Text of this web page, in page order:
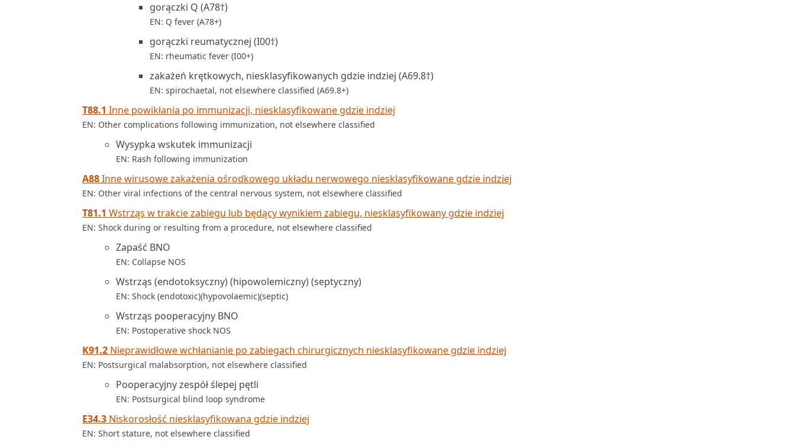
gorączki Q (A78†)
EN: Q fever (A78+)
gorączki reumatycznej (I00†)
EN: rheumatic fever (I00+)
zakażeń krętkowych, niesklasyfikowanych gdzie indziej (A69.8†)
EN: spirochaetal, not elsewhere classified (A69.8+)
T88.1 Inne powikłania po immunizacji, niesklasyfikowane gdzie indziej
EN: Other complications following immunization, not elsewhere classified
Wysypka wskutek immunizacji
EN: Rash following immunization
A88Inne wirusowe zakażenia ośrodkowego układu nerwowego niesklasyfikowane gdzie indziej
EN: Other viral infections of the central nervous system, not elsewhere classified
T81.1 Wstrząs w trakcie zabiegu lub będący wynikiem zabiegu, niesklasyfikowany gdzie indziej
EN: Shock during or resulting from a procedure, not elsewhere classified
Zapaść BNO
EN: Collapse NOS
Wstrząs (endotoksyczny) (hipowolemiczny) (septyczny)
EN: Shock (endotoxic)(hypovolaemic)(septic)
Wstrząs pooperacyjny BNO
EN: Postoperative shock NOS
K91.2 Nieprawidłowe wchłanianie po zabiegach chirurgicznych niesklasyfikowane gdzie indziej
EN: Postsurgical malabsorption, not elsewhere classified
Pooperacyjny zespół ślepej pętli
EN: Postsurgical blind loop syndrome
E34.3 Niskorosłość niesklasyfikowana gdzie indziej
EN: Short stature, not elsewhere classified